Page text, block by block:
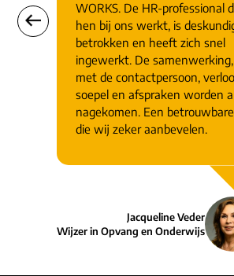
WORKS. De HR-professional
hen bij ons werkt, is
betrokken en heeft zich snel
ingewerkt. De
met de contactpersoon,
soepel en afspraken worden
nagekomen. Een
die wij zeker aanbevelen.
Jacqueline Veder
Wijzer in Opvang en Onderwijs